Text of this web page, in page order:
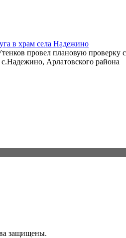
в храм села Надежино
провел плановую
Арлатовского района
защищены.